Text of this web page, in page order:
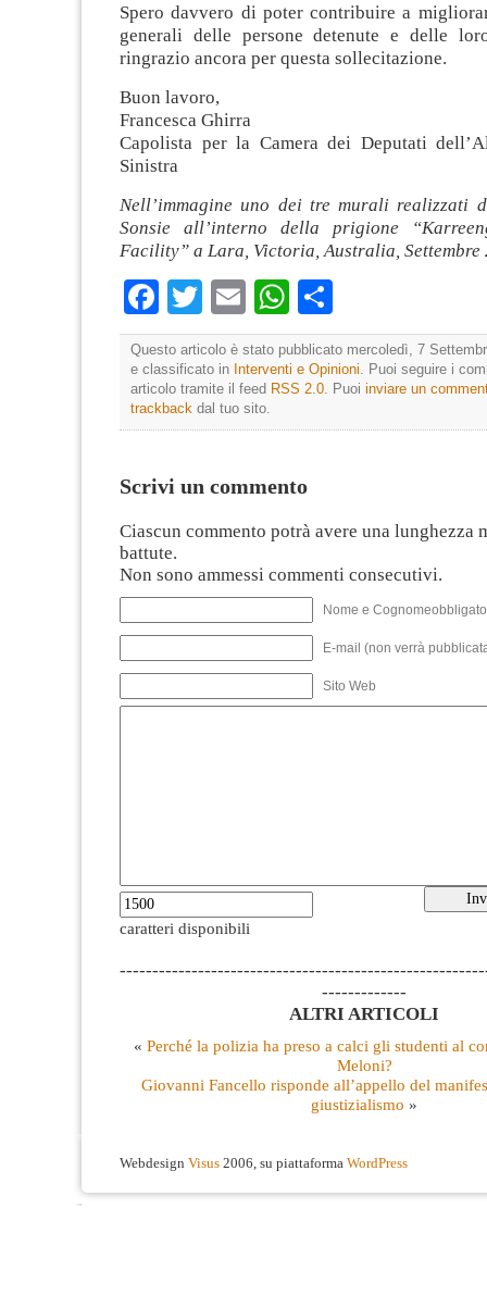
Spero davvero di poter contribuire a
generali delle persone detenute e delle
ringrazio ancora per questa sollecitazione.
Buon lavoro,
Francesca Ghirra
Capolista per la Camera dei Deputati
Sinistra
Nell’immagine uno dei tre murali realizzati
Sonsie all’interno della prigione
Facility” a Lara, Victoria, Australia, Settembre
Facebook
TwitterEmailWhatsApp
Questo articolo è stato pubblicato mercoledì, 7
e classificato in Interventi e Opinioni. Puoi seguire i
articolo tramite il feed RSS 2.0. Puoi inviare un
trackback dal tuo sito.
Scrivi un commento
Ciascun commento potrà avere una lunghezza
battute.
Non sono ammessi commenti consecutivi.
Nome e
E-mail (non verrà
Sito Web
caratteri disponibili
-------------
ALTRI ARTICOLI
« Perché la polizia ha preso a calci gli studenti al
Meloni?
Giovanni Fancello risponde all’appello del
giustizialismo »
Webdesign Visus 2006, su piattaforma WordPress